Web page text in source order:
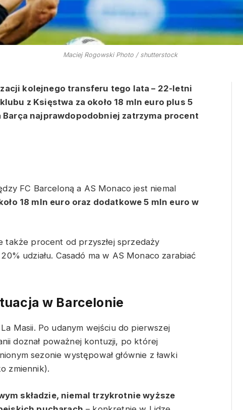
Maciej Rogowski Photo / shutterstock
kolejnego transferu tego lata – 22-letni
z Księstwa za około 18 mln euro plus 5
najprawdopodobniej zatrzyma procent
FC Barceloną a AS Monaco jest niemal
18 mln euro oraz dodatkowe 5 mln euro w
także procent od przyszłej sprzedaży
udziału. Casadó ma w AS Monaco zarabiać
w Barcelonie
Masii. Po udanym wejściu do pierwszej
doznał poważnej kontuzji, po której
sezonie występował głównie z ławki
zmiennik).
składzie, niemal trzykrotnie wyższe